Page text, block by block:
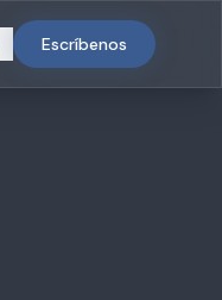
Escríbenos